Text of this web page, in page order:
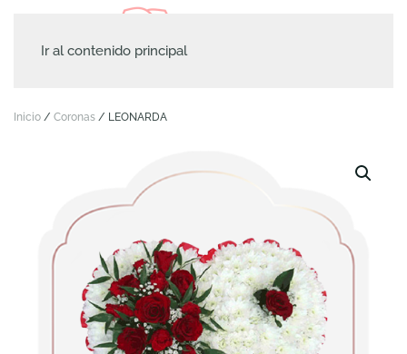
Ir al contenido principal
Inicio / Coronas / LEONARDA